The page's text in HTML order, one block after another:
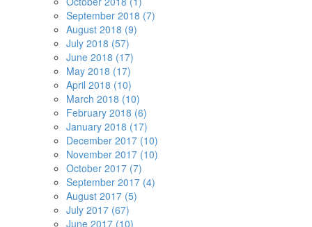
September 2018 (7)
August 2018 (9)
July 2018 (57)
June 2018 (17)
May 2018 (17)
April 2018 (10)
March 2018 (10)
February 2018 (6)
January 2018 (17)
December 2017 (10)
November 2017 (10)
October 2017 (7)
September 2017 (4)
August 2017 (5)
July 2017 (67)
June 2017 (10)